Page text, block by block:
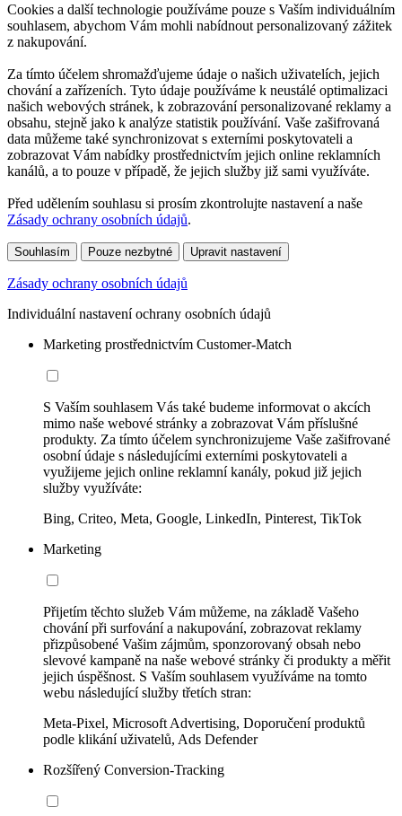
Cookies a další technologie používáme pouze s Vaším individuálním
souhlasem, abychom Vám mohli nabídnout personalizovaný zážitek
z nakupování.
Za tímto účelem shromažďujeme údaje o našich uživatelích, jejich
chování a zařízeních. Tyto údaje používáme k neustálé optimalizaci
našich webových stránek, k zobrazování personalizované reklamy a
obsahu, stejně jako k analýze statistik používání. Vaše zašifrovaná
data můžeme také synchronizovat s externími poskytovateli a
zobrazovat Vám nabídky prostřednictvím jejich online reklamních
kanálů, a to pouze v případě, že jejich služby již sami využíváte.
Před udělením souhlasu si prosím zkontrolujte nastavení a naše
Zásady ochrany osobních údajů.
Souhlasím Pouze nezbytné Upravit nastavení
Zásady ochrany osobních údajů
Individuální nastavení ochrany osobních údajů
Marketing prostřednictvím Customer-Match
S Vaším souhlasem Vás také budeme informovat o akcích
mimo naše webové stránky a zobrazovat Vám příslušné
produkty. Za tímto účelem synchronizujeme Vaše zašifrované
osobní údaje s následujícími externími poskytovateli a
využijeme jejich online reklamní kanály, pokud již jejich
služby využíváte:
Bing, Criteo, Meta, Google, LinkedIn, Pinterest, TikTok
Marketing
Přijetím těchto služeb Vám můžeme, na základě Vašeho
chování při surfování a nakupování, zobrazovat reklamy
přizpůsobené Vašim zájmům, sponzorovaný obsah nebo
slevové kampaně na naše webové stránky či produkty a měřit
jejich úspěšnost. S Vaším souhlasem využíváme na tomto
webu následující služby třetích stran:
Meta-Pixel, Microsoft Advertising, Doporučení produktů
podle klikání uživatelů, Ads Defender
Rozšířený Conversion-Tracking